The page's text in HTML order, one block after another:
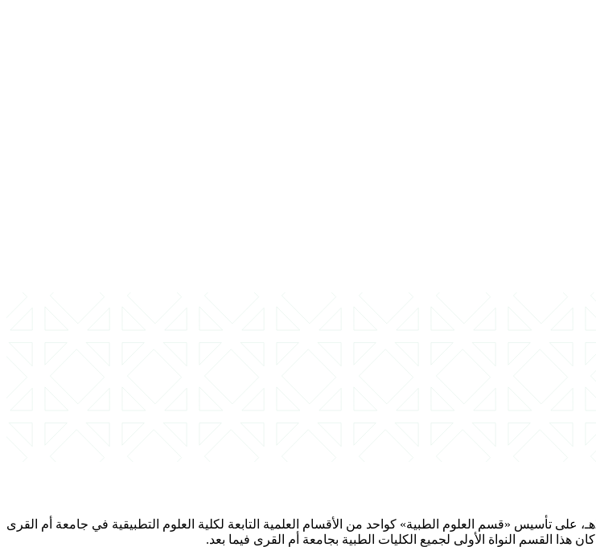
في عام 1403ه، وافق المجلس الأعلى للجامعات في جلسته الأولى المعقودة بتاريخ 20/05/1403هـ، على تأسيس «قسم العلوم الطبية» كواحد من الأقسام العلمية التابعة لكلية العلوم التطبيقية في جامعة أم القرى